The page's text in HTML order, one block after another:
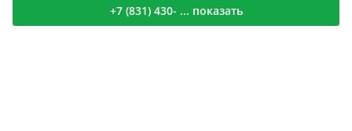
+7 (831) 430- ... показать